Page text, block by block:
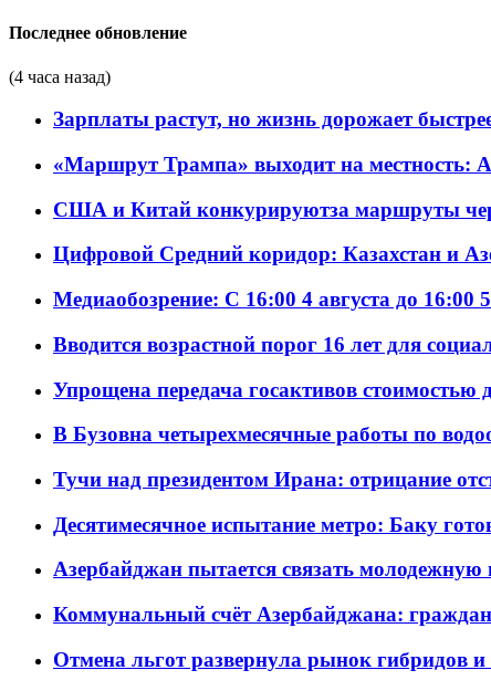
Последнее обновление
(4 часа назад)
Зарплаты растут, но жизнь дорожает быстрее
«Маршрут Трампа» выходит на местность:
США и Китай конкурируютза маршруты
Цифровой Средний коридор: Казахстан и
Медиаобозрение: С 16:00 4 августа до 16:00 5
Вводится возрастной порог 16 лет для
Упрощена передача госактивов стоимостью
В Бузовна четырехмесячные работы по
Тучи над президентом Ирана: отрицание
Десятимесячное испытание метро: Баку
Азербайджан пытается связать молодежную
Коммунальный счёт Азербайджана:
Отмена льгот развернула рынок гибридов